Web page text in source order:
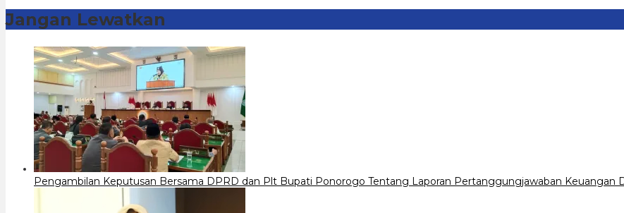
Jangan Lewatkan
Pengambilan Keputusan Bersama DPRD dan Plt Bupati Ponorogo Tentang Laporan Pertanggungjawaban Keuangan